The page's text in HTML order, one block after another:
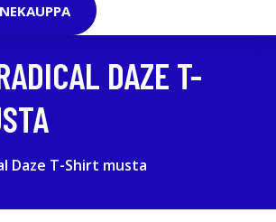
DAZE T-
Daze T-Shirt musta